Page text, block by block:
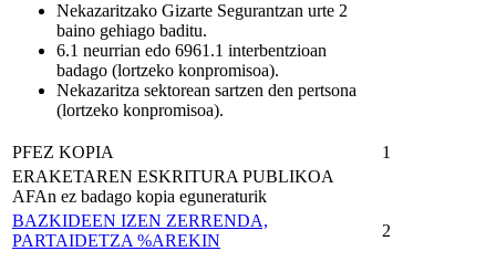
Nekazaritzako Gizarte Segurantzan urte 2
baino gehiago baditu.
6.1 neurrian edo 6961.1 interbentzioan
badago (lortzeko konpromisoa).
Nekazaritza sektorean sartzen den pertsona
(lortzeko konpromisoa).
PFEZ KOPIA
1
ERAKETAREN ESKRITURA PUBLIKOA
AFAn ez badago kopia eguneraturik
BAZKIDEEN IZEN ZERRENDA,
PARTAIDETZA %AREKIN
2